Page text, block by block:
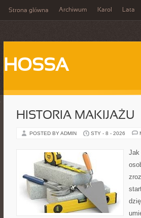
Strona główna Archiwum Karol Lata
HOSSA
HISTORIA MAKIJAŻU
POSTED BY ADMIN STY - 8 - 2026
Jak